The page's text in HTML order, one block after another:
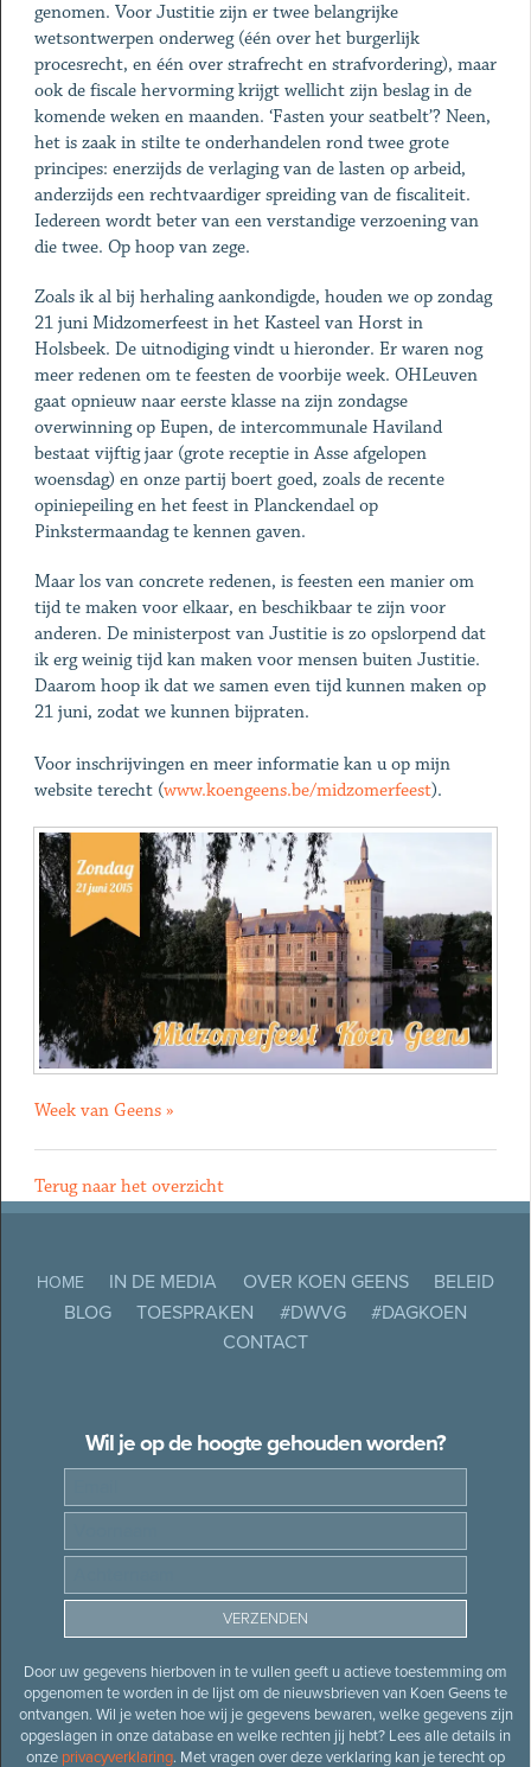
genomen. Voor Justitie zijn er twee belangrijke
wetsontwerpen onderweg (één over het burgerlijk
procesrecht, en één over strafrecht en strafvordering), maar
ook de fiscale hervorming krijgt wellicht zijn beslag in de
komende weken en maanden. ‘Fasten your seatbelt’? Neen,
het is zaak in stilte te onderhandelen rond twee grote
principes: enerzijds de verlaging van de lasten op arbeid,
anderzijds een rechtvaardiger spreiding van de fiscaliteit.
Iedereen wordt beter van een verstandige verzoening van
die twee. Op hoop van zege.
Zoals ik al bij herhaling aankondigde, houden we op zondag
21 juni Midzomerfeest in het Kasteel van Horst in
Holsbeek. De uitnodiging vindt u hieronder. Er waren nog
meer redenen om te feesten de voorbije week. OHLeuven
gaat opnieuw naar eerste klasse na zijn zondagse
overwinning op Eupen, de intercommunale Haviland
bestaat vijftig jaar (grote receptie in Asse afgelopen
woensdag) en onze partij boert goed, zoals de recente
opiniepeiling en het feest in Planckendael op
Pinkstermaandag te kennen gaven.
Maar los van concrete redenen, is feesten een manier om
tijd te maken voor elkaar, en beschikbaar te zijn voor
anderen. De ministerpost van Justitie is zo opslorpend dat
ik erg weinig tijd kan maken voor mensen buiten Justitie.
Daarom hoop ik dat we samen even tijd kunnen maken op
21 juni, zodat we kunnen bijpraten.
Voor inschrijvingen en meer informatie kan u op mijn
website terecht (www.koengeens.be/midzomerfeest).
Week van Geens »
Terug naar het overzicht
HOME IN DE MEDIA OVER KOEN GEENS
BELEID
BLOG
TOESPRAKEN #DWVG
#DAGKOEN
CONTACT
Wil je op de hoogte gehouden worden?
Door uw gegevens hierboven in te vullen geeft u actieve toestemming om
opgenomen te worden in de lijst om de nieuwsbrieven van Koen Geens te
ontvangen. Wil je weten hoe wij je gegevens bewaren, welke gegevens zijn
opgeslagen in onze database en welke rechten jij hebt? Lees alle details in
onze privacyverklaring. Met vragen over deze verklaring kan je terecht op